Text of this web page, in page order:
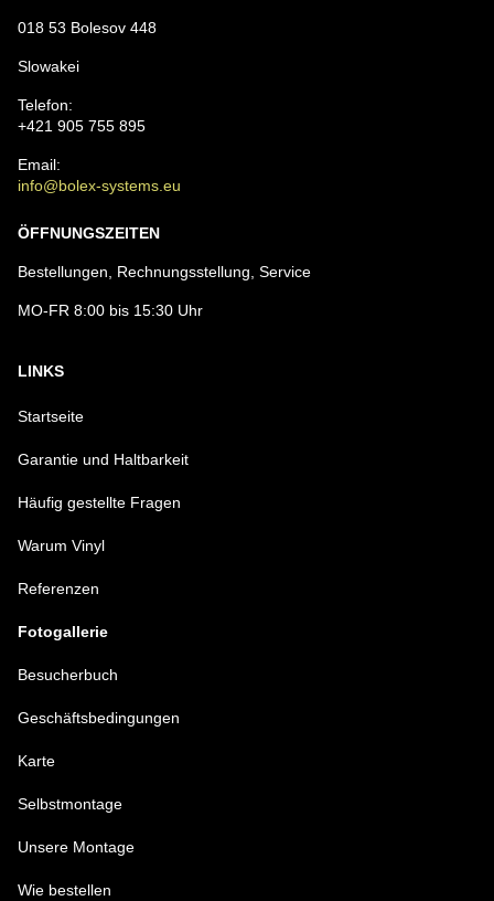
018 53 Bolesov 448
Slowakei
Telefon:
+421 905 755 895
Email:
info@bolex-systems.eu
ÖFFNUNGSZEITEN
Bestellungen, Rechnungsstellung, Service
MO-FR 8:00 bis 15:30 Uhr
LINKS
Startseite
Garantie und Haltbarkeit
Häufig gestellte Fragen
Warum Vinyl
Referenzen
Fotogallerie
Besucherbuch
Geschäftsbedingungen
Karte
Selbstmontage
Unsere Montage
Wie bestellen